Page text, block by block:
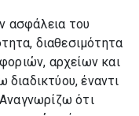
ασφάλεια του
διαθεσιμότητα
αρχείων και
έναντι
ότι